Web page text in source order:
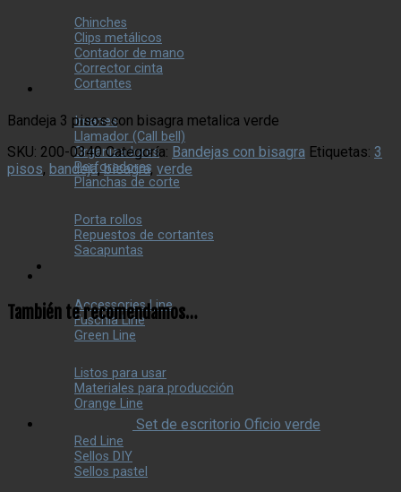
Chinches
Clips metálicos
Contador de mano
Corrector cinta
Cortantes
Imanes
Llamador (Call bell)
Organizadores
Perforadoras
Planchas de corte
Porta rollos
Repuestos de cortantes
Sacapuntas
Accessories Line
Fuschia Line
Green Line
Listos para usar
Materiales para producción
Orange Line
Red Line
Sellos DIY
Sellos pastel
Bandeja 3 pisos con bisagra metalica verde
SKU: 200-0340 Categoría: Bandejas con bisagra Etiquetas: 3
pisos, bandeja,bisagra, verde
También te recomendamos…
Set de escritorio Oficio verde